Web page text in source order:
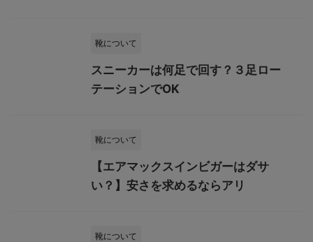
靴について
スニーカーは何足で回す？３足ロー
テーションでOK
靴について
【エアマックスインビガーはダサ
い？】安さを求めるならアリ
靴について